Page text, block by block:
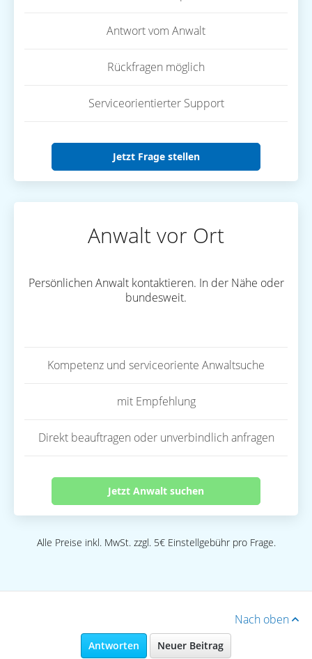
Antwort vom Anwalt
Rückfragen möglich
Serviceorientierter Support
Jetzt Frage stellen
Anwalt vor Ort
Persönlichen Anwalt kontaktieren. In der Nähe oder
bundesweit.
Kompetenz und serviceoriente Anwaltsuche
mit Empfehlung
Direkt beauftragen oder unverbindlich anfragen
Jetzt Anwalt suchen
Alle Preise inkl. MwSt. zzgl. 5€ Einstellgebühr pro Frage.
Nach oben
Antworten Neuer Beitrag